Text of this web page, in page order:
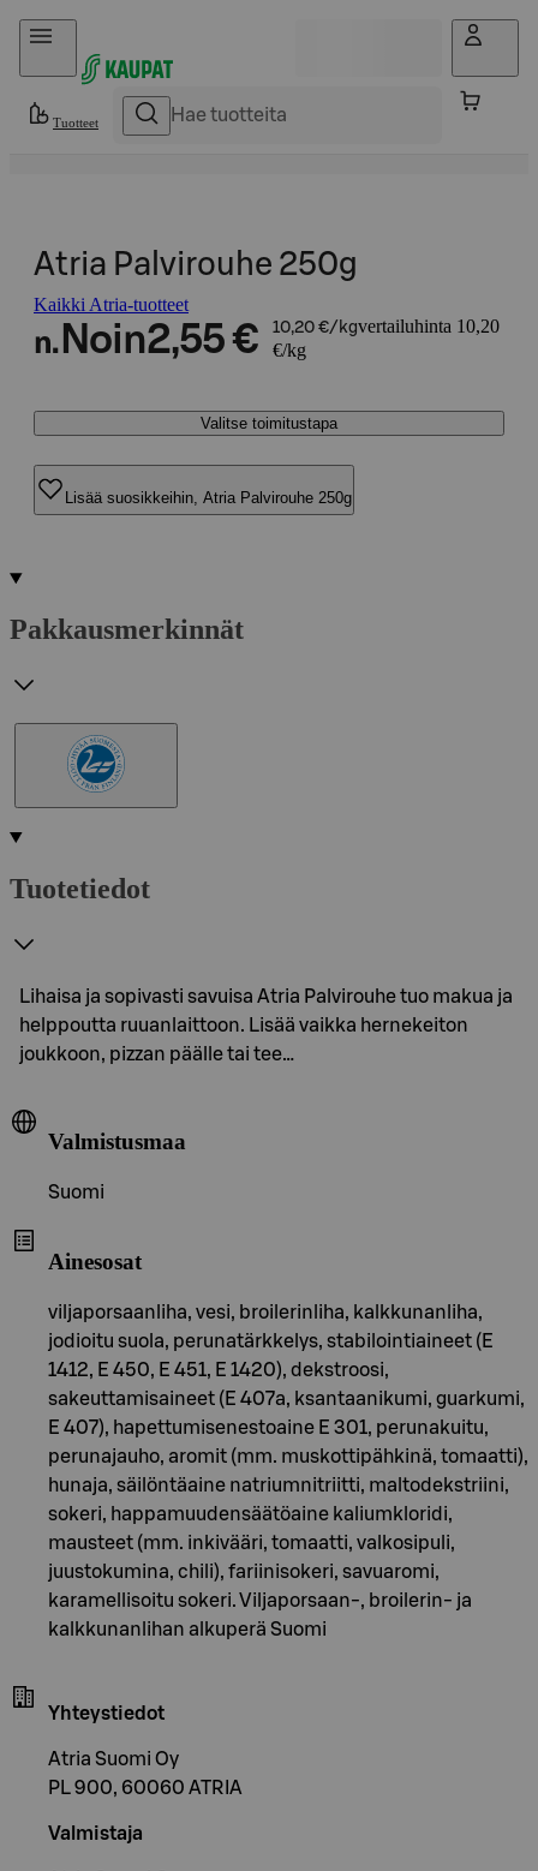
Hyppää sisältöön
Tuotteet
Atria Palvirouhe 250g
Kaikki Atria-tuotteet
n. Noin2,55 € 10,20 €/kgvertailuhinta 10,20
€/kg
Valitse toimitustapa
Lisää suosikkeihin, Atria Palvirouhe 250g
Pakkausmerkinnät
Tuotetiedot
Lihaisa ja sopivasti savuisa Atria Palvirouhe tuo makua ja
helppoutta ruuanlaittoon. Lisää vaikka hernekeiton
joukkoon, pizzan päälle tai tee…
Valmistusmaa
Suomi
Ainesosat
viljaporsaanliha, vesi, broilerinliha, kalkkunanliha,
jodioitu suola, perunatärkkelys, stabilointiaineet (E
1412, E 450, E 451, E 1420), dekstroosi,
sakeuttamisaineet (E 407a, ksantaanikumi, guarkumi,
E 407), hapettumisenestoaine E 301, perunakuitu,
perunajauho, aromit (mm. muskottipähkinä, tomaatti),
hunaja, säilöntäaine natriumnitriitti, maltodekstriini,
sokeri, happamuudensäätöaine kaliumkloridi,
mausteet (mm. inkivääri, tomaatti, valkosipuli,
juustokumina, chili), fariinisokeri, savuaromi,
karamellisoitu sokeri. Viljaporsaan-, broilerin- ja
kalkkunanlihan alkuperä Suomi
Yhteystiedot
Atria Suomi Oy
PL 900, 60060 ATRIA
Valmistaja